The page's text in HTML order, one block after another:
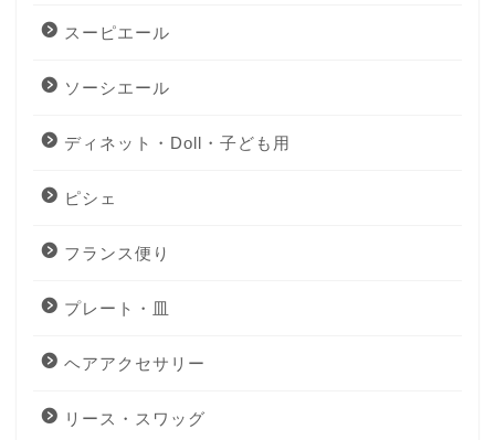
スーピエール
ソーシエール
ディネット・Doll・子ども用
ピシェ
フランス便り
プレート・皿
ヘアアクセサリー
リース・スワッグ